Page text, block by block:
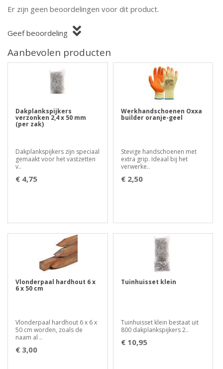
Er zijn geen beoordelingen voor dit product.
Geef beoordeling
Aanbevolen producten
Dakplankspijkers
verzonken 2,4 x 50 mm
(per zak)
Dakplankspijkers zijn speciaal
gemaakt voor het vastzetten
v..
€ 4,75
Werkhandschoenen Oxxa
builder oranje-geel
Stevige handschoenen met
extra grip. Ideaal bij het
verwerke..
€ 2,50
Vlonderpaal hardhout 6 x
6 x 50 cm
Vlonderpaal hardhout 6 x 6 x
50 cm worden, zoals de
naam al ..
€ 3,00
Tuinhuisset klein
Tuinhuisset klein bestaat uit
800 dakplankspijkers 2..
€ 10,95